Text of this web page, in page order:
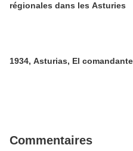
régionales dans les Asturies
1934, Asturias, El
Commentaires